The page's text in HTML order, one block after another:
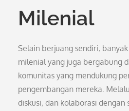
Milenial
Selain berjuang sendiri,
milenial yang juga bergabung
komunitas yang mendukung
pengembangan mereka.
diskusi, dan kolaborasi dengan